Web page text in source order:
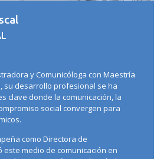
y Comunicóloga con Maestría
su desarrollo profesional se ha
clave donde la comunicación, la
social convergen para
como Directora de
este medio de comunicación en